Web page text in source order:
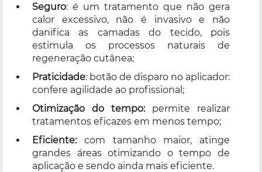
Seguro: é um tratamento que não gera
calor excessivo, não é invasivo e não
danifica as camadas do tecido, pois
estimula os processos naturais de
regeneração cutânea;
Praticidade: botão de disparo no aplicador:
confere agilidade ao profissional;
Otimização do tempo:permite realizar
tratamentos eficazes em menos tempo;
Eficiente:
com tamanho maior, atinge
grandes áreas otimizando o tempo de
aplicação e sendo ainda mais eficiente.